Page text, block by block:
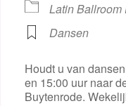
Latin Ballroom
Dansen
Houdt u van
en 15:00 uur naar
Buytenrode.